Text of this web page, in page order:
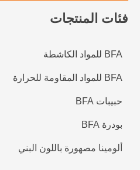
فئات المنتجات
BFA للمواد الكاشطة
BFA للمواد المقاومة للحرارة
حبيبات BFA
بودرة BFA
ألومينا مصهورة باللون البني